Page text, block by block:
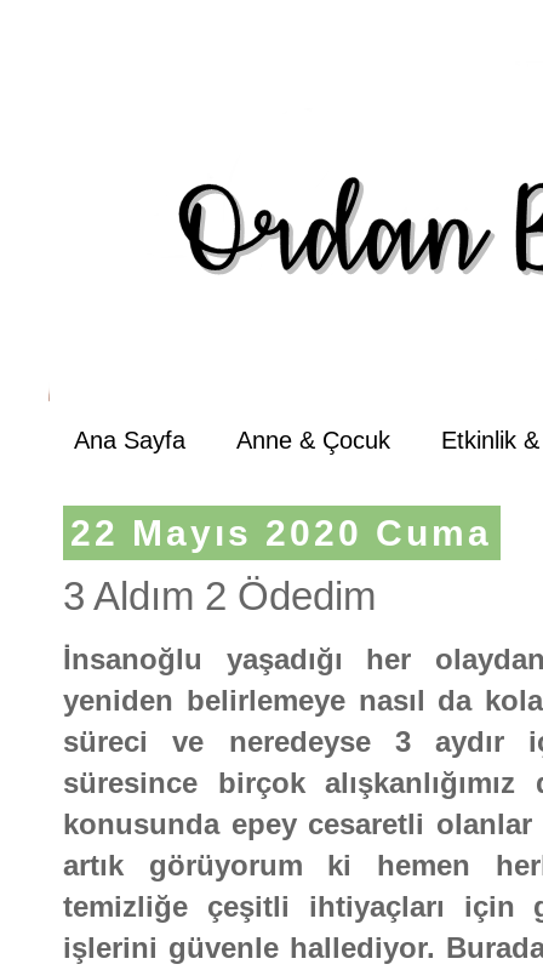
Ana Sayfa Anne & Çocuk Etkinlik
22 Mayıs 2020 Cuma
3 Aldım 2 Ödedim
İnsanoğlu yaşadığı her
yeniden belirlemeye nasıl da
süreci ve neredeyse 3 aydır
süresince birçok
konusunda epey cesaretli
artık görüyorum ki hemen
temizliğe çeşitli ihtiyaçları için
işlerini güvenle hallediyor.